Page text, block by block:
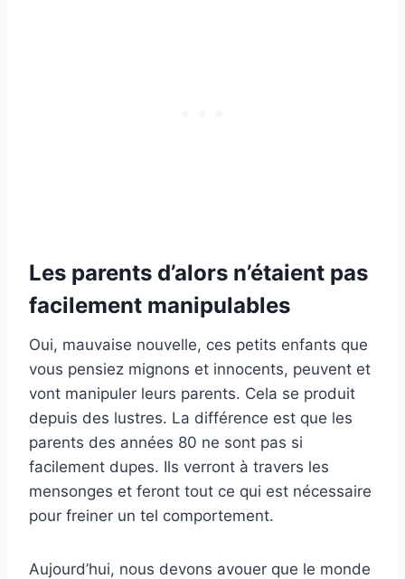
Les parents d’alors n’étaient pas
facilement manipulables
Oui, mauvaise nouvelle, ces petits enfants que
vous pensiez mignons et innocents, peuvent et
vont manipuler leurs parents. Cela se produit
depuis des lustres. La différence est que les
parents des années 80 ne sont pas si
facilement dupes. Ils verront à travers les
mensonges et feront tout ce qui est nécessaire
pour freiner un tel comportement.
Aujourd’hui, nous devons avouer que le monde